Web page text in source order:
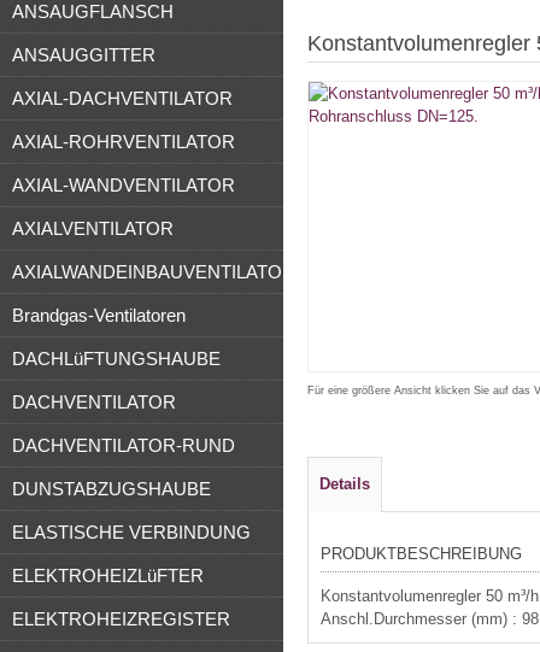
ANSAUGFLANSCH
ANSAUGGITTER
AXIAL-DACHVENTILATOR
AXIAL-ROHRVENTILATOR
AXIAL-WANDVENTILATOR
AXIALVENTILATOR
AXIALWANDEINBAUVENTILATOR
Brandgas-Ventilatoren
DACHLüFTUNGSHAUBE
DACHVENTILATOR
DACHVENTILATOR-RUND
DUNSTABZUGSHAUBE
ELASTISCHE VERBINDUNG
ELEKTROHEIZLüFTER
ELEKTROHEIZREGISTER
Konstantvolumenregler
Für eine größere Ansicht klicken Sie auf das
Details
PRODUKTBESCHREIBUNG
Konstantvolumenregler 50
Anschl.Durchmesser (mm) :